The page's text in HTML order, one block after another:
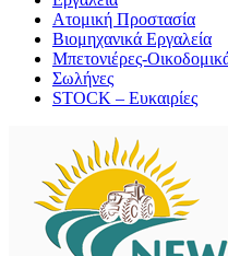
Ατομική Προστασία
Βιομηχανικά Εργαλεία
Μπετονιέρες-
Σωλήνες
STOCK – Ευκαιρίες